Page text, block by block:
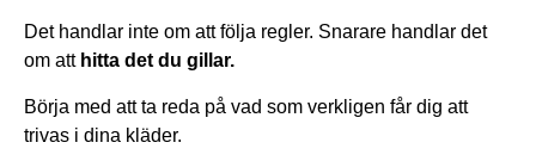
Det handlar inte om att följa regler. Snarare handlar det
om att hitta det du gillar.
Börja med att ta reda på vad som verkligen får dig att
trivas i dina kläder.